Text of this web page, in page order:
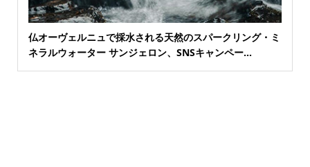
仏オーヴェルニュで採水される天然のスパークリング・ミ
ネラルウォーター サンジェロン、SNSキャンペー...